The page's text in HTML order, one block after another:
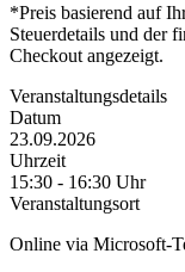
*Preis basierend auf
Steuerdetails und der
Checkout angezeigt.
Veranstaltungsdetails
Datum
23.09.2026
Uhrzeit
15:30 - 16:30 Uhr
Veranstaltungsort
Online via Microsoft-